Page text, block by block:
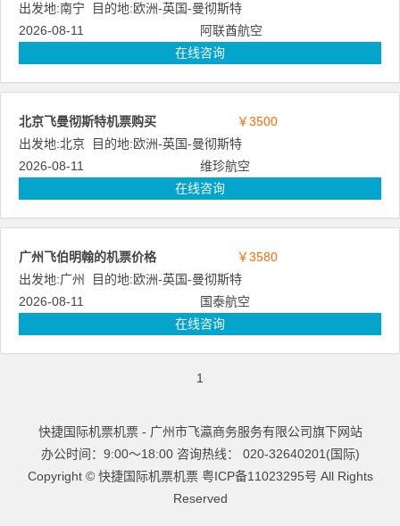
出发地:南宁 目的地:欧洲-英国-曼彻斯特
2026-08-11
阿联酋航空
在线咨询
北京飞曼彻斯特机票购买
￥3500
出发地:北京 目的地:欧洲-英国-曼彻斯特
2026-08-11
维珍航空
在线咨询
广州飞伯明翰的机票价格
￥3580
出发地:广州 目的地:欧洲-英国-曼彻斯特
2026-08-11
国泰航空
在线咨询
1
快捷国际机票机票 - 广州市飞瀛商务服务有限公司旗下网站
办公时间：9:00～18:00 咨询热线： 020-32640201(国际)
Copyright © 快捷国际机票机票 粤ICP备11023295号 All Rights
Reserved